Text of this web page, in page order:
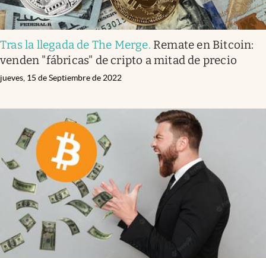
Tras la llegada de The Merge. Remate en Bitcoin:
venden "fábricas" de cripto a mitad de precio
jueves, 15 de Septiembre de 2022